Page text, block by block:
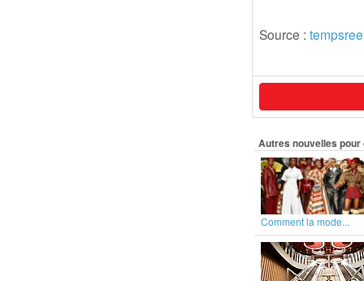
Source :
Autres nouvelles
Comment la mode...